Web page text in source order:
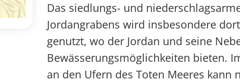
Das siedlungs- und
Jordangrabens wird insbesondere
genutzt, wo der Jordan und seine
Bewässerungsmöglichkeiten bieten.
an den Ufern des Toten Meeres kann